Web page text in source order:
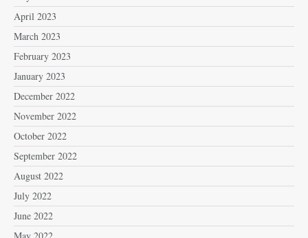
April 2023
March 2023
February 2023
January 2023
December 2022
November 2022
October 2022
September 2022
August 2022
July 2022
June 2022